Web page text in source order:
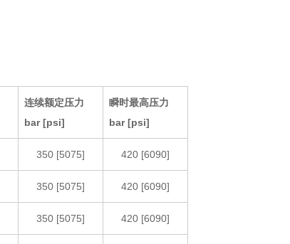
连续额定压力
bar [psi]
瞬时最高压力
bar [psi]
350 [5075] 420 [6090]
350 [5075] 420 [6090]
350 [5075] 420 [6090]